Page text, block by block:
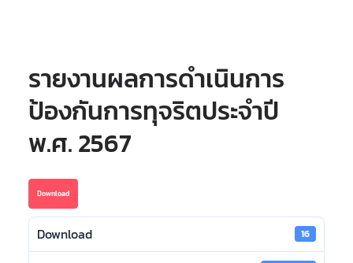
รายงานผลการดำเนินการ
ป้องกันการทุจริตประจำปี
พ.ศ. 2567
Download
Download 16